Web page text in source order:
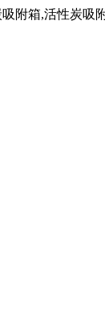
附箱,活性炭吸